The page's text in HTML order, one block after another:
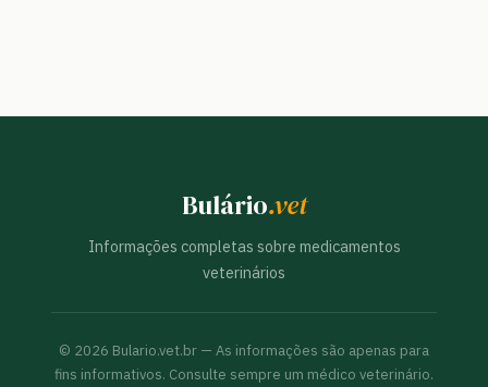
Bulário.vet
Informações completas sobre medicamentos
veterinários
© 2026 Bulario.vet.br — As informações são apenas para
fins informativos. Consulte sempre um médico veterinário.